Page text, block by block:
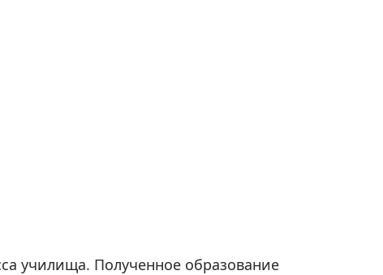
училища. Полученное образование